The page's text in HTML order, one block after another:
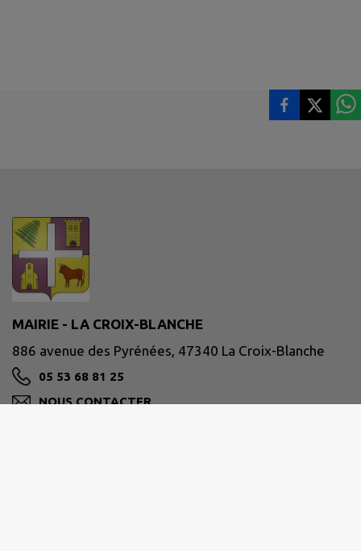
MAIRIE - LA CROIX-BLANCHE
886 avenue des Pyrénées, 47340 La Croix-Blanche
05 53 68 81 25
NOUS CONTACTER